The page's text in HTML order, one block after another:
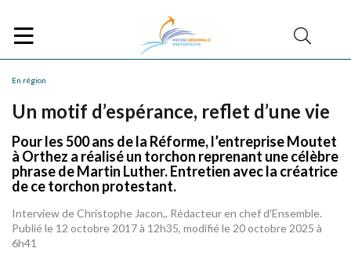
En région
Un motif d’espérance, reflet d’une vie
Pour les 500 ans de la Réforme, l’entreprise Moutet
à Orthez a réalisé un torchon reprenant une célèbre
phrase de Martin Luther. Entretien avec la créatrice
de ce torchon protestant.
Interview de Christophe Jacon,, Rédacteur en chef d'Ensemble.
Publié le 12 octobre 2017 à 12h35, modifié le 20 octobre 2025 à
6h41